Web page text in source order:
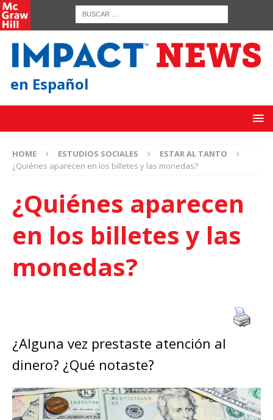
en Español
HOME ESTUDIOS SOCIALES
ESTAR AL TANTO
¿Quiénes aparecen en los billetes y las monedas?
¿Quiénes aparecen
en los billetes y las
monedas?
¿Alguna vez prestaste atención al
dinero? ¿Qué notaste?